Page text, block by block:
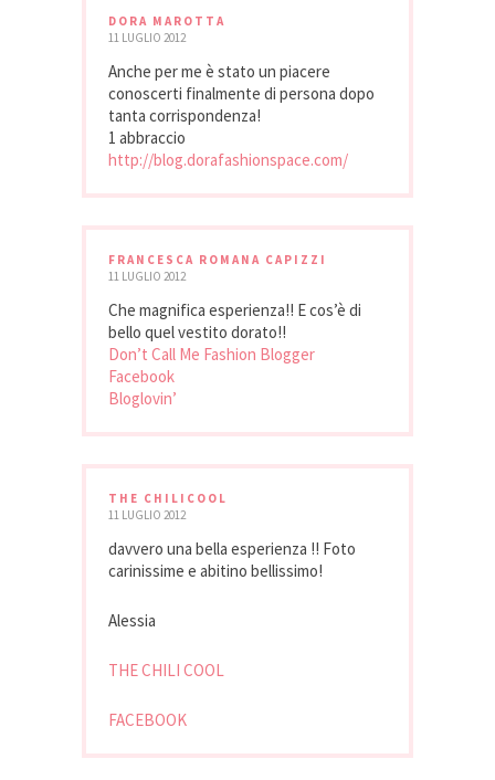
DORA MAROTTA
11 LUGLIO 2012
Anche per me è stato un piacere
conoscerti finalmente di persona dopo
tanta corrispondenza!
1 abbraccio
http://blog.dorafashionspace.com/
FRANCESCA ROMANA CAPIZZI
11 LUGLIO 2012
Che magnifica esperienza!! E cos’è di
bello quel vestito dorato!!
Don’t Call Me Fashion Blogger
Facebook
Bloglovin’
THE CHILICOOL
11 LUGLIO 2012
davvero una bella esperienza !! Foto
carinissime e abitino bellissimo!
Alessia
THE CHILI COOL
FACEBOOK